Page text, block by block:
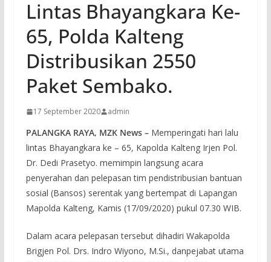
Lintas Bhayangkara Ke-
65, Polda Kalteng
Distribusikan 2550
Paket Sembako.
17 September 2020 admin
PALANGKA RAYA, MZK News – Memperingati hari lalu
lintas Bhayangkara ke – 65, Kapolda Kalteng Irjen Pol.
Dr. Dedi Prasetyo. memimpin langsung acara
penyerahan dan pelepasan tim pendistribusian bantuan
sosial (Bansos) serentak yang bertempat di Lapangan
Mapolda Kalteng, Kamis (17/09/2020) pukul 07.30 WIB.
Dalam acara pelepasan tersebut dihadiri Wakapolda
Brigjen Pol. Drs. Indro Wiyono, M.Si., danpejabat utama